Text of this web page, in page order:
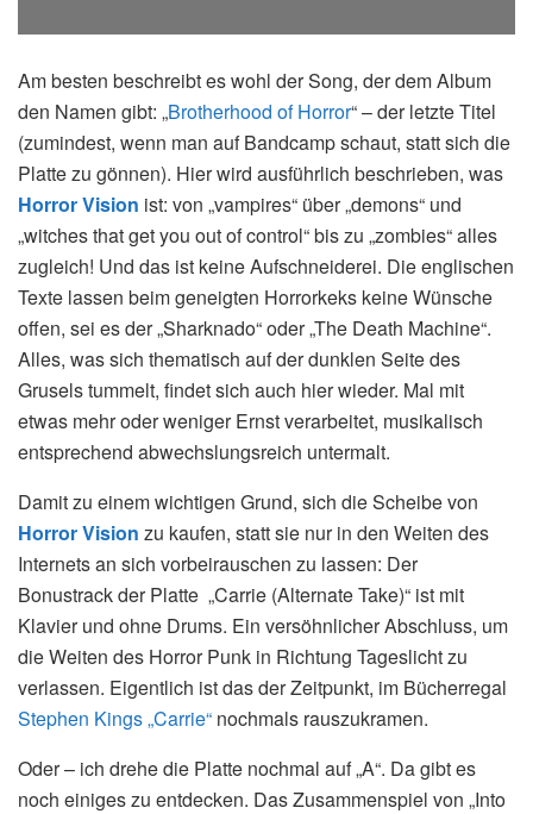
Am besten beschreibt es wohl der Song, der dem Album
den Namen gibt: „Brotherhood of Horror“ – der letzte Titel
(zumindest, wenn man auf Bandcamp schaut, statt sich die
Platte zu gönnen). Hier wird ausführlich beschrieben, was
Horror Vision ist: von „vampires“ über „demons“ und
„witches that get you out of control“ bis zu „zombies“ alles
zugleich! Und das ist keine Aufschneiderei. Die englischen
Texte lassen beim geneigten Horrorkeks keine Wünsche
offen, sei es der „Sharknado“ oder „The Death Machine“.
Alles, was sich thematisch auf der dunklen Seite des
Grusels tummelt, findet sich auch hier wieder. Mal mit
etwas mehr oder weniger Ernst verarbeitet, musikalisch
entsprechend abwechslungsreich untermalt.
Damit zu einem wichtigen Grund, sich die Scheibe von
Horror Vision zu kaufen, statt sie nur in den Weiten des
Internets an sich vorbeirauschen zu lassen: Der
Bonustrack der Platte „Carrie (Alternate Take)“ ist mit
Klavier und ohne Drums. Ein versöhnlicher Abschluss, um
die Weiten des Horror Punk in Richtung Tageslicht zu
verlassen. Eigentlich ist das der Zeitpunkt, im Bücherregal
Stephen Kings „Carrie“ nochmals rauszukramen.
Oder – ich drehe die Platte nochmal auf „A“. Da gibt es
noch einiges zu entdecken. Das Zusammenspiel von „Into